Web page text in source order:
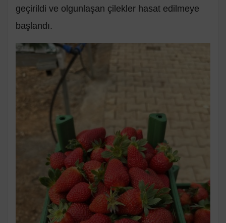
geçirildi ve olgunlaşan çilekler hasat edilmeye
başlandı.